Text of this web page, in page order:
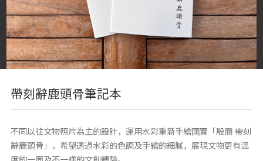
帶刻辭鹿頭骨筆記本
不同以往文物照片為主的設計，運用水彩重新手繪國寶「殷商 帶刻
辭鹿頭骨」，希望透過水彩的色調及手繪的細膩，展現文物更有溫